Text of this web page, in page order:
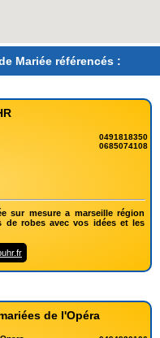
Mariée référencés :
0491818350
0685074108
sur mesure a marseille région
de robes avec vos idées et les
de l'Opéra